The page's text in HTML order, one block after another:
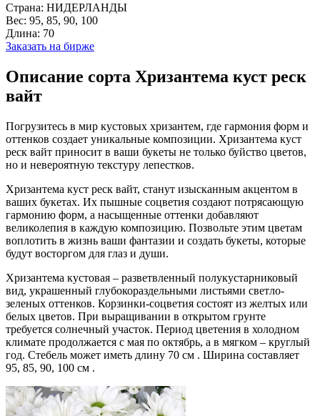
Страна: НИДЕРЛАНДЫ
Вес: 95, 85, 90, 100
Длина: 70
Заказать на бирже
Описание сорта Хризантема куст реск
вайт
Погрузитесь в мир кустовых хризантем, где гармония форм и
оттенков создает уникальные композиции. Хризантема куст
реск вайт приносит в ваши букеты не только буйство цветов,
но и невероятную текстуру лепестков.
Хризантема куст реск вайт, станут изысканным акцентом в
ваших букетах. Их пышные соцветия создают потрясающую
гармонию форм, а насыщенные оттенки добавляют
великолепия в каждую композицию. Позвольте этим цветам
воплотить в жизнь ваши фантазии и создать букеты, которые
будут восторгом для глаз и души.
Хризантема кустовая – разветвленный полукустарниковый
вид, украшенный глубокораздельными листьями светло-
зеленых оттенков. Корзинки-соцветия состоят из желтых или
белых цветов. При выращивании в открытом грунте
требуется солнечный участок. Период цветения в холодном
климате продолжается с мая по октябрь, а в мягком – круглый
год. Стебель может иметь длину 70 см . Ширина составляет
95, 85, 90, 100 см .